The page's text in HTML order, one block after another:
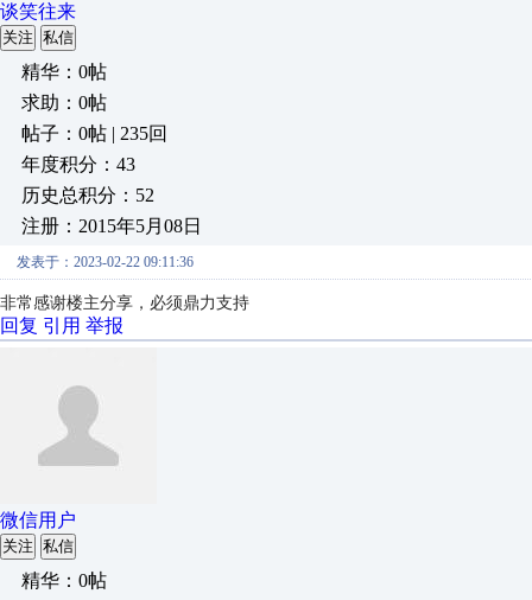
谈笑往来
关注 私信
精华：0帖
求助：0帖
帖子：0帖 | 235回
年度积分：43
历史总积分：52
注册：2015年5月08日
发表于：2023-02-22 09:11:36
非常感谢楼主分享，必须鼎力支持
回复 引用 举报
微信用户
关注 私信
精华：0帖